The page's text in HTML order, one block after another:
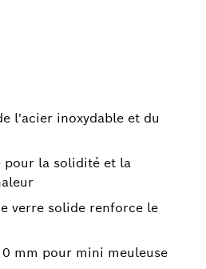
l'acier inoxydable et du
pour la solidité et la
verre solide renforce le
mm pour mini meuleuse